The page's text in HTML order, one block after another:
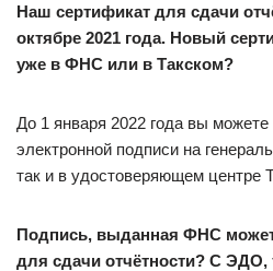
Наш сертификат для сдачи
октябре 2021 года. Новый
уже в ФНС или в Такском?
До 1 января 2022 года вы
электронной подписи на
так и в удостоверяющем центре
Подпись, выданная ФНС
для сдачи отчётности? С ЭДО,